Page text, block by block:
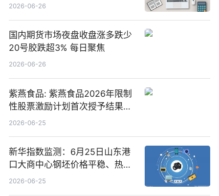
2026-06-26
国内期货市场夜盘收盘涨多跌少
20号胶跌超3% 每日聚焦
2026-06-26
紫燕食品: 紫燕食品2026年限制
性股票激励计划首次授予结果公
告-微资讯
2026-06-25
新华指数监测：6月25日山东港
口大商中心钢坯价格平稳、热轧
C料价格微幅下跌
2026-06-25